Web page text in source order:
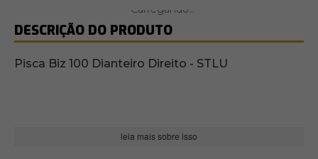
DESCRIÇÃO DO PRODUTO
Pisca Biz 100 Dianteiro Direito - STLU
leia mais sobre isso